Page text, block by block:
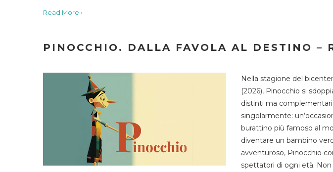
Read More ›
PINOCCHIO. DALLA FAVOLA AL DESTINO –
Nella stagione del
(2026), Pinocchio si
distinti ma
singolarmente:
burattino più famoso al
diventare un bambino
avventuroso, Pinocchio
spettatori di ogni età.